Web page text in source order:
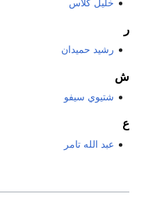
خليل كلاس
ر
رشيد حميدان
ش
شتيوي سيفو
ع
عبد الله تامر